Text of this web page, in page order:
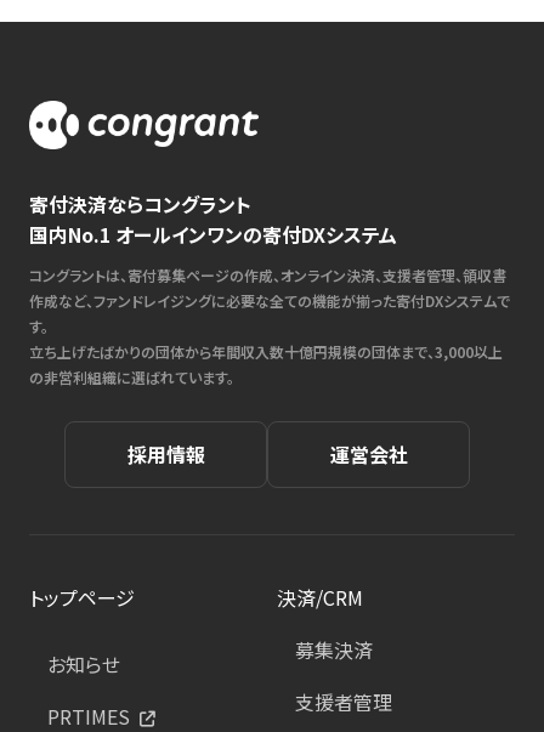
寄付決済ならコングラント
国内No.1 オールインワンの寄付DXシステム
コングラントは、寄付募集ページの作成、オンライン決済、支援者管理、領収書
作成など、ファンドレイジングに必要な全ての機能が揃った寄付DXシステムで
す。
立ち上げたばかりの団体から年間収入数十億円規模の団体まで、3,000以上
の非営利組織に選ばれています。
採用情報 運営会社
トップページ
お知らせ
PRTIMES
決済/CRM
募集決済
支援者管理